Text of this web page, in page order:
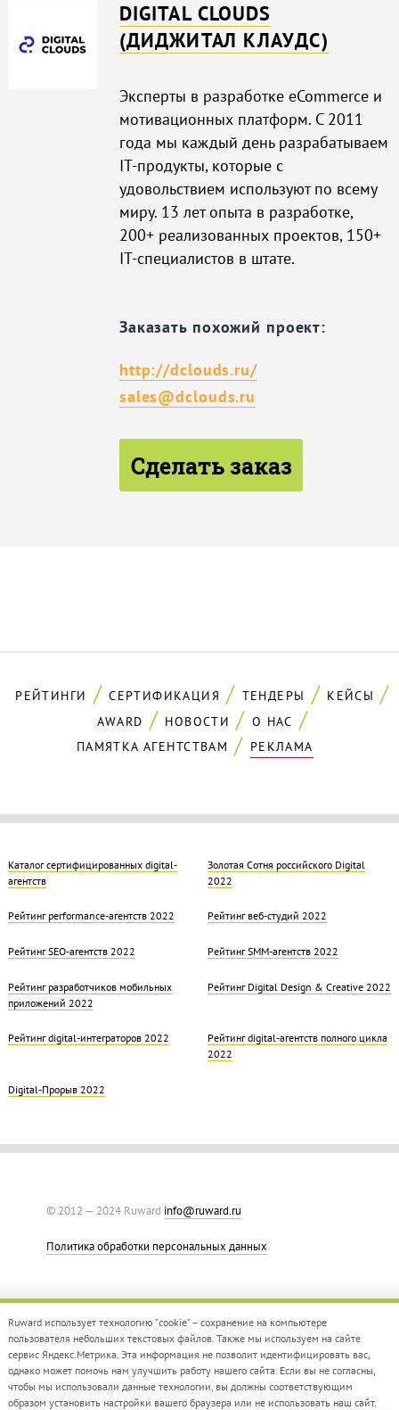
DIGITAL CLOUDS
(ДИДЖИТАЛ КЛАУДС)
Эксперты в разработке eCommerce и
мотивационных платформ. С 2011
года мы каждый день разрабатываем
IT-продукты, которые с
удовольствием используют по всему
миру. 13 лет опыта в разработке,
200+ реализованных проектов, 150+
IT-специалистов в штате.
Заказать похожий проект:
http://dclouds.ru/
sales@dclouds.ru
Сделать заказ
РЕЙТИНГИ СЕРТИФИКАЦИЯ ТЕНДЕРЫ
КЕЙСЫ
AWARD
НОВОСТИ
О НАС
ПАМЯТКА АГЕНТСТВАМ
РЕКЛАМА
Каталог сертифицированных digital-
агентств
Золотая Cотня российского Digital
2022
Рейтинг performance-агентств 2022 Рейтинг веб-студий 2022
Рейтинг SEO-агентств 2022 Рейтинг SMM-агентств 2022
Рейтинг разработчиков мобильных
приложений 2022
Рейтинг Digital Design & Creative 2022
Рейтинг digital-интеграторов 2022
Рейтинг digital-агентств полного цикла
2022
Digital-Прорыв 2022
© 2012 — 2024 Ruward info@ruward.ru
Политика обработки персональных данных
Дизайн –Red Collar
Создание сайта –Integrate
Ruward использует технологию "cookie" – сохранение на компьютере
пользователя небольших текстовых файлов. Также мы используем на сайте
сервис Яндекс.Метрика. Эта информация не позволит идентифицировать вас,
однако может помочь нам улучшить работу нашего сайта. Если вы не согласны,
чтобы мы использовали данные технологии, вы должны соответствующим
образом установить настройки вашего браузера или не использовать наш сайт.